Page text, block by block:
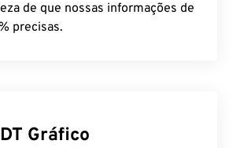
de que nossas informações de
precisas.
Gráfico